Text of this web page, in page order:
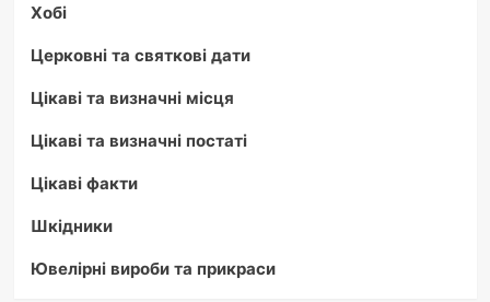
Хобі
Церковні та святкові дати
Цікаві та визначні місця
Цікаві та визначні постаті
Цікаві факти
Шкідники
Ювелірні вироби та прикраси